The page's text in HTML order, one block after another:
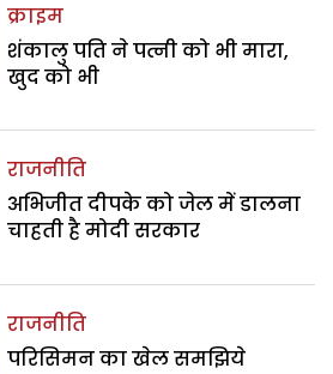
क्राइम
शंकालु पति ने पत्नी को भी मारा,
खुद को भी
राजनीति
अभिजीत दीपके को जेल में डालना
चाहती है मोदी सरकार
राजनीति
परिसिमन का खेल समझिये